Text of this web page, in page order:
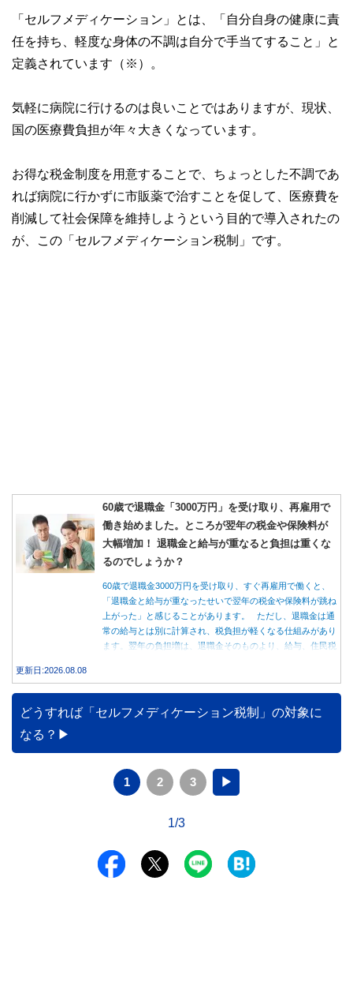
「セルフメディケーション」とは、「自分自身の健康に責
任を持ち、軽度な身体の不調は自分で手当てすること」と
定義されています（※）。
気軽に病院に行けるのは良いことではありますが、現状、
国の医療費負担が年々大きくなっています。
お得な税金制度を用意することで、ちょっとした不調であ
れば病院に行かずに市販薬で治すことを促して、医療費を
削減して社会保障を維持しようという目的で導入されたの
が、この「セルフメディケーション税制」です。
60歳で退職金「3000万円」を受け取り、再雇用で
働き始めました。ところが翌年の税金や保険料が
大幅増加！ 退職金と給与が重なると負担は重くな
るのでしょうか？
60歳で退職金3000万円を受け取り、すぐ再雇用で働くと、
「退職金と給与が重なったせいで翌年の税金や保険料が跳ね
上がった」と感じることがあります。 ただし、退職金は通
常の給与とは別に計算され、税負担が軽くなる仕組みがあり
ます。翌年の負担増は、退職金そのものより、給与、住民税
更新日:2026.08.08
どうすれば「セルフメディケーション税制」の対象に
なる？
1 2 3 ▶
1/3